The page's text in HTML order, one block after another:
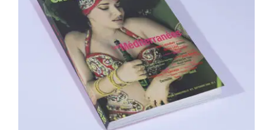
Area revue n°5 – Les Méditerranées